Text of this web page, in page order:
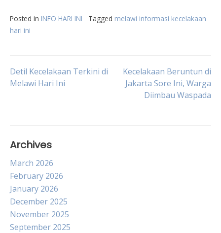
Posted in INFO HARI INI Tagged melawi informasi kecelakaan
hari ini
Post
Detil Kecelakaan Terkini di
Melawi Hari Ini
Kecelakaan Beruntun di
Jakarta Sore Ini, Warga
Diimbau Waspada
Archives
March 2026
February 2026
January 2026
December 2025
November 2025
September 2025